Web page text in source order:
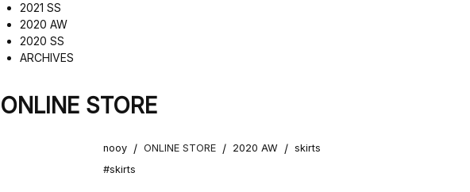
2021 SS
2020 AW
2020 SS
ARCHIVES
ONLINE STORE
nooy / ONLINE STORE / 2020 AW / skirts
#skirts